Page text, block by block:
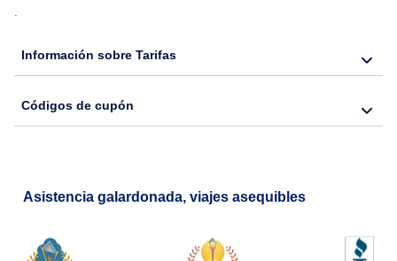
.
Información sobre Tarifas
Códigos de cupón
Asistencia galardonada, viajes asequibles